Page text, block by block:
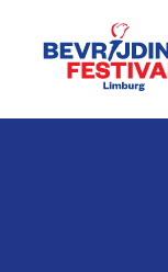
content